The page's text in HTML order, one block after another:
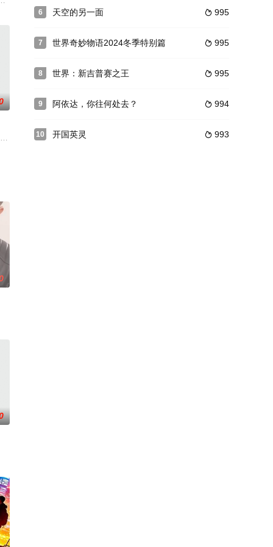
下要搭车回城，却误上
活。他和来自一个麻烦家庭的弃儿山姆建立了一种意想
刻尔克大撤退”。二战初期，40万英法盟军被敌军围困于敦刻尔克的海滩之
6  995
天空的另一面
7  995
世界奇妙物语2024冬季特别篇
8  995
世界：新吉普赛之王
9  994
阿依达，你往何处去？
10  993
开国英灵